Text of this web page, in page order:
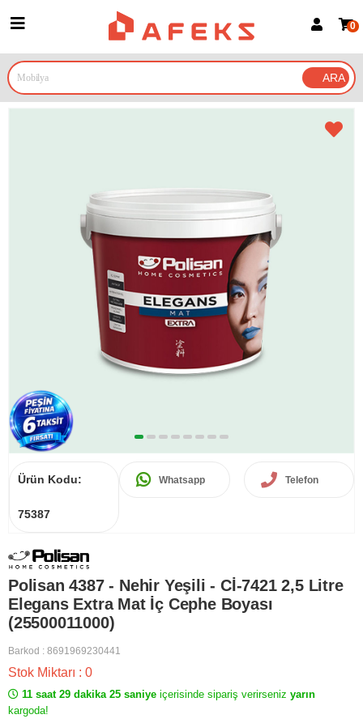
Google İle Bağlan
0
Ürün Kodu:
75387
Whatsapp Telefon
Polisan 4387 - Nehir Yeşili - Cİ-7421 2,5 Litre
Elegans Extra Mat İç Cephe Boyası
(25500011000)
Barkod : 8691969230441
Stok Miktarı : 0
11 saat 29 dakika 25 saniye içerisinde sipariş verirseniz yarın
kargoda!